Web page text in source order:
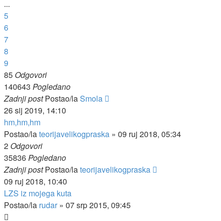
...
5
6
7
8
9
85 Odgovori
140643 Pogledano
Zadnji postPostao/laSmola
26 sij 2019, 14:10
hm,hm,hm
Postao/lateorijavelikogpraska » 09 ruj 2018, 05:34
2 Odgovori
35836Pogledano
Zadnji postPostao/lateorijavelikogpraska
09 ruj 2018, 10:40
LZS iz mojega kuta
Postao/la rudar » 07 srp 2015, 09:45